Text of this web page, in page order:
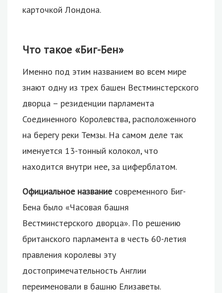
карточкой Лондона.
Что такое «Биг-Бен»
Именно под этим названием во всем мире
знают одну из трех башен Вестминстерского
дворца – резиденции парламента
Соединенного Королевства, расположенного
на берегу реки Темзы. На самом деле так
именуется 13-тонный колокол, что
находится внутри нее, за циферблатом.
Официальное названиесовременного Биг-
Бена было «Часовая башня
Вестминстерского дворца». По решению
британского парламента в честь 60-летия
правления королевы эту
достопримечательность Англии
переименовали в башню Елизаветы.